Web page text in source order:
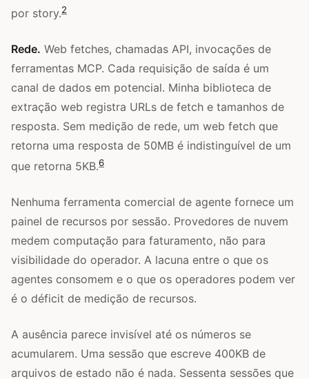
por story.2
Rede. Web fetches, chamadas API, invocações de
ferramentas MCP. Cada requisição de saída é um
canal de dados em potencial. Minha biblioteca de
extração web registra URLs de fetch e tamanhos de
resposta. Sem medição de rede, um web fetch que
retorna uma resposta de 50MB é indistinguível de um
que retorna 5KB.6
Nenhuma ferramenta comercial de agente fornece um
painel de recursos por sessão. Provedores de nuvem
medem computação para faturamento, não para
visibilidade do operador. A lacuna entre o que os
agentes consomem e o que os operadores podem ver
é o déficit de medição de recursos.
A ausência parece invisível até os números se
acumularem. Uma sessão que escreve 400KB de
arquivos de estado não é nada. Sessenta sessões que